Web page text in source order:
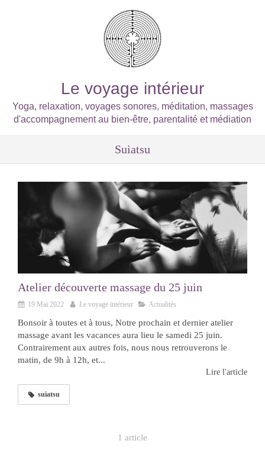
Le voyage intérieur
Yoga, relaxation, voyages sonores, méditation, massages
d'accompagnement au bien-être, parentalité et médiation
Suiatsu
Atelier découverte massage du 25 juin
19 Mai 2022 Le voyage intérieur Actualités
Bonsoir à toutes et à tous, Notre prochain et dernier atelier
massage avant les vacances aura lieu le samedi 25 juin.
Contrairement aux autres fois, nous nous retrouverons le
matin, de 9h à 12h, et...
Lire l'article
suiatsu
1 article